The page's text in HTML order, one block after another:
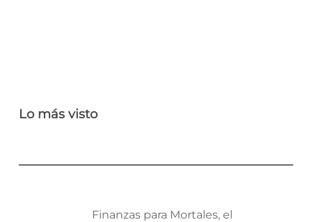
Lo más visto
Finanzas para Mortales, el